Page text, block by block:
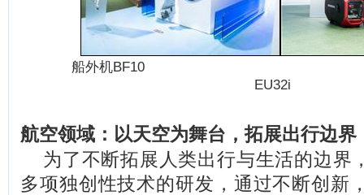
船外机BF10 变频便
EU32i
航空领域：以天空为舞台，拓展出行边界
为了不断拓展人类出行与生活的边界
多项独创性技术的研发，通过不断创新